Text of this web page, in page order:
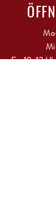
Fr: 10-12